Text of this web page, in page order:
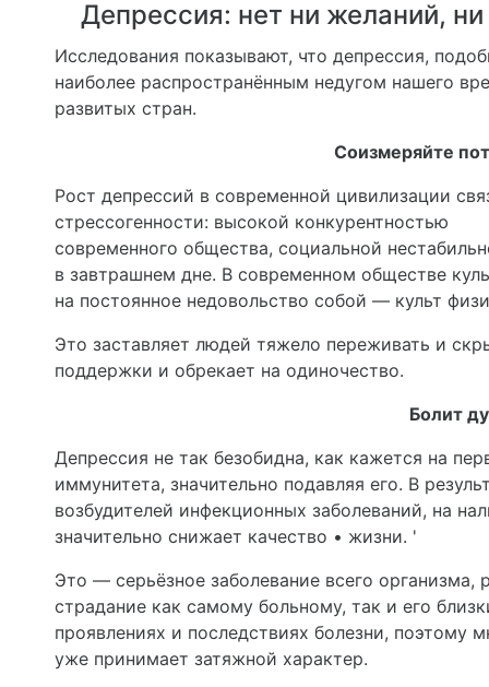
Депрессия: нет ни желаний,
Исследования показывают, что депрессия,
наиболее распространённым недугом нашего
развитых стран.
Соизмеряйте
Рост депрессий в современной цивилизации
стрессогенности: высокой конкурентностью
современного общества, социальной
в завтрашнем дне. В современном обществе
на постоянное недовольство собой — культ
Это заставляет людей тяжело переживать и
поддержки и обрекает на одиночество.
Болит
Депрессия не так безобидна, как кажется на
иммунитета, значительно подавляя его. В
возбудителей инфекционных заболеваний, на
значительно снижает качество • жизни. '
Это — серьёзное заболева­ние всего
страдание как самому больному, так и его
проявлениях и последствиях болезни, поэтому
уже принимает затяжной характер.